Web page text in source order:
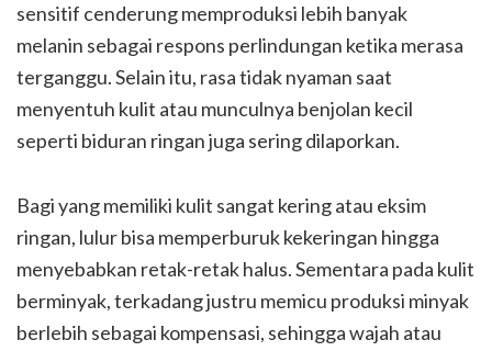
sensitif cenderung memproduksi lebih banyak
melanin sebagai respons perlindungan ketika merasa
terganggu. Selain itu, rasa tidak nyaman saat
menyentuh kulit atau munculnya benjolan kecil
seperti biduran ringan juga sering dilaporkan.
Bagi yang memiliki kulit sangat kering atau eksim
ringan, lulur bisa memperburuk kekeringan hingga
menyebabkan retak-retak halus. Sementara pada kulit
berminyak, terkadang justru memicu produksi minyak
berlebih sebagai kompensasi, sehingga wajah atau